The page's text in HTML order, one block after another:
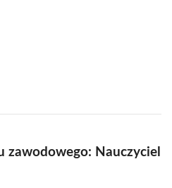
zawodowego: Nauczyciel